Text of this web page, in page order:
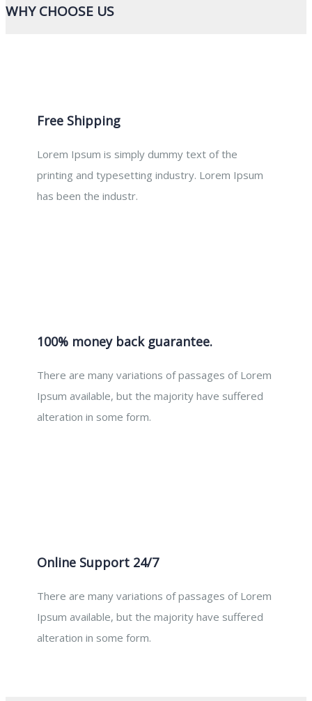
WHY CHOOSE US
Free Shipping
Lorem Ipsum is simply dummy text of the
printing and typesetting industry. Lorem Ipsum
has been the industr.
100% money back guarantee.
There are many variations of passages of Lorem
Ipsum available, but the majority have suffered
alteration in some form.
Online Support 24/7
There are many variations of passages of Lorem
Ipsum available, but the majority have suffered
alteration in some form.